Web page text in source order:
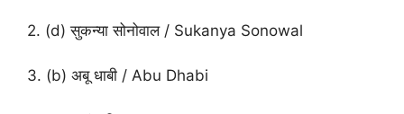
2. (d) सुकन्या सोनोवाल / Sukanya Sonowal
3. (b) अबू धाबी / Abu Dhabi